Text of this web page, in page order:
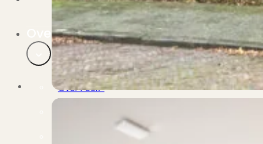
Over PUUR*
Over PUUR*
Wie zijn wij?
Leer ons beter kennen..
Werken bij PUUR*